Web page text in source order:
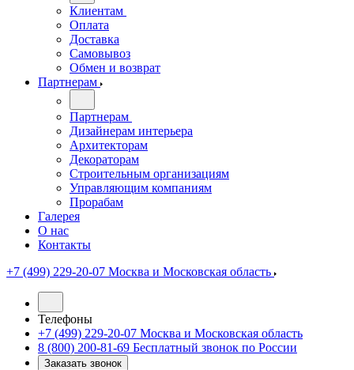
Клиентам
Оплата
Доставка
Самовывоз
Обмен и возврат
Партнерам
Партнерам
Дизайнерам интерьера
Архитекторам
Декораторам
Строительным организациям
Управляющим компаниям
Прорабам
Галерея
О нас
Контакты
+7 (499) 229-20-07 Москва и Московская область
Телефоны
+7 (499) 229-20-07 Москва и Московская область
8 (800) 200-81-69 Бесплатный звонок по России
Заказать звонок